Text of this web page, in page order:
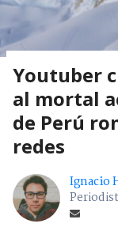
Youtuber
al mortal
de Perú
redes
Ignacio